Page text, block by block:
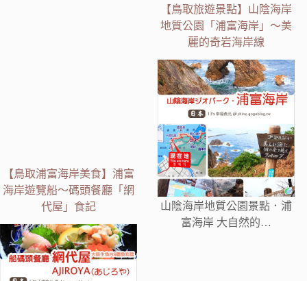
【鳥取浦富海岸美食】浦富
海岸遊覽船～碼頭餐廳「網
代屋」食記
【鳥取旅遊景點】山陰海岸
地質公園「浦富海岸」～美
麗的奇岩海岸線
山陰海岸地質公園景點．浦
富海岸 大自然的…